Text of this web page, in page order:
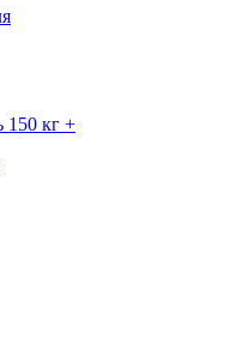
150 кг +